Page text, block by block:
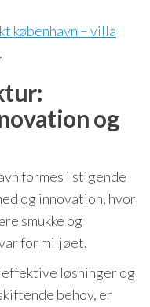
københavn – villa
.
og
formes i stigende
og innovation, hvor
smukke og
for miljøet.
løsninger og
behov, er